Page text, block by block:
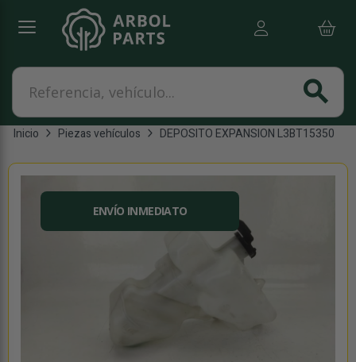
Referencia, vehículo...
search
Inicio Piezas vehículos DEPOSITO EXPANSION L3BT15350
ENVÍO INMEDIATO